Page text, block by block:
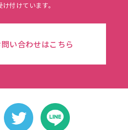
付けています。
い合わせはこちら